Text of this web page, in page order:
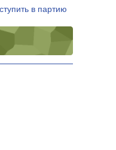
в партию